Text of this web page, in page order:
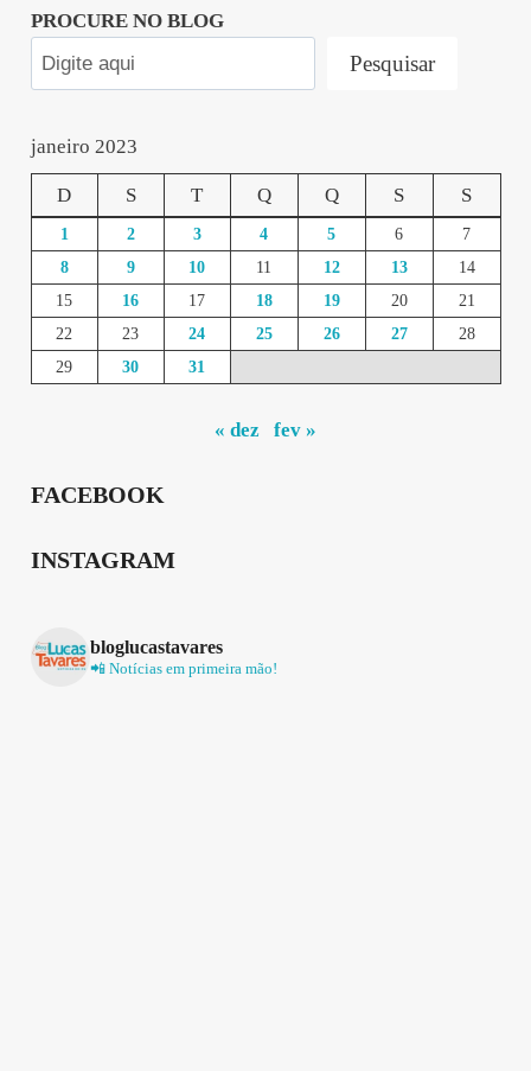
PROCURE NO BLOG
Pesquisar
janeiro 2023
D S T Q Q S S
1 2 3 4 5 6
7
8
9 10 11 12 13
14
15
16 17 18 19 20
21
22
23 24 25 26 27
28
29
30 31
« dez fev »
FACEBOOK
INSTAGRAM
bloglucastavares
📲 Notícias em primeira mão!